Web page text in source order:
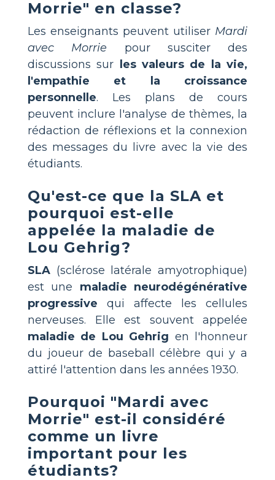
Morrie" en classe?
Les enseignants peuvent utiliser Mardi
avec Morrie pour susciter des
discussions sur
les valeurs de la vie,
l'empathie et la croissance
personnelle. Les plans de cours
peuvent inclure l'analyse de thèmes, la
rédaction de réflexions et la connexion
des messages du livre avec la vie des
étudiants.
Qu'est-ce que la SLA et
pourquoi est-elle
appelée la maladie de
Lou Gehrig?
SLA (sclérose latérale amyotrophique)
est une maladie neurodégénérative
progressive qui affecte les cellules
nerveuses. Elle est souvent appelée
maladie de Lou Gehrig en l'honneur
du joueur de baseball célèbre qui y a
attiré l'attention dans les années 1930.
Pourquoi "Mardi avec
Morrie" est-il considéré
comme un livre
important pour les
étudiants?